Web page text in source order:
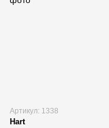
Артикул: 1338
Hart